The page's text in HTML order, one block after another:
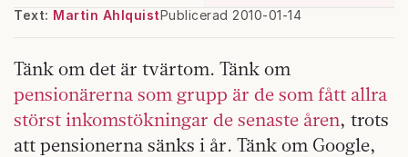
Text: Martin AhlquistPublicerad 2010-01-14
Tänk om det är tvärtom. Tänk om
pensionärerna som grupp är de som fått allra
störst inkomstökningar de senaste åren, trots
att pensionerna sänks i år. Tänk om Google,